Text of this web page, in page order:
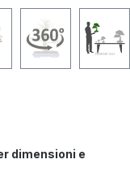
dimensioni e